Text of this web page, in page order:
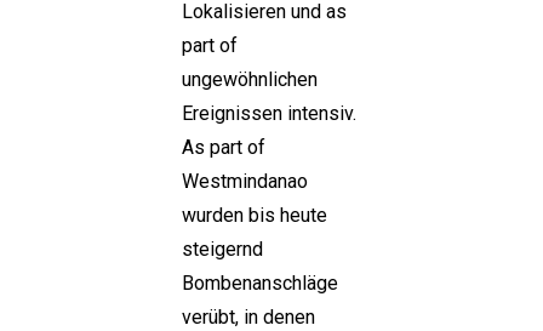
Lokalisieren und as
part of
ungewöhnlichen
Ereignissen intensiv.
As part of
Westmindanao
wurden bis heute
steigernd
Bombenanschläge
verübt, in denen